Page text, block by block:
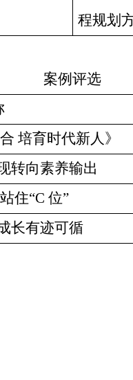
程规划
案例评选
培育时代新人》
转向素养输出
住“C位”
长有迹可循